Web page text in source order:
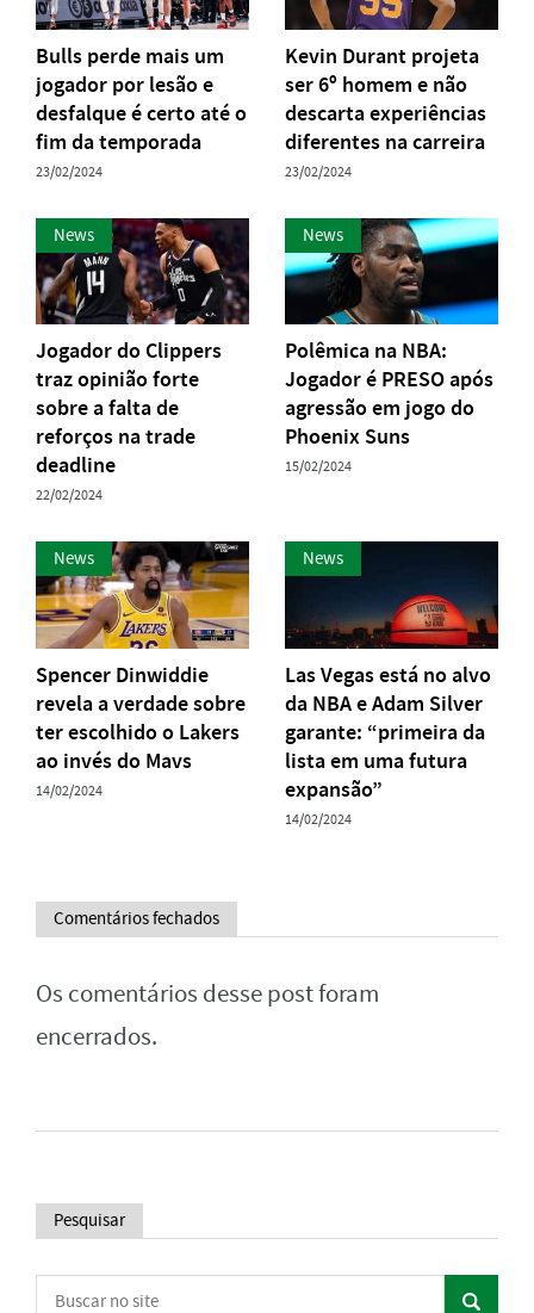
Bulls perde mais um
jogador por lesão e
desfalque é certo até o
fim da temporada
23/02/2024
Kevin Durant projeta
ser 6º homem e não
descarta experiências
diferentes na carreira
23/02/2024
News
Jogador do Clippers
traz opinião forte
sobre a falta de
reforços na trade
deadline
22/02/2024
News
Polêmica na NBA:
Jogador é PRESO após
agressão em jogo do
Phoenix Suns
15/02/2024
News
Spencer Dinwiddie
revela a verdade sobre
ter escolhido o Lakers
ao invés do Mavs
14/02/2024
News
Las Vegas está no alvo
da NBA e Adam Silver
garante: “primeira da
lista em uma futura
expansão”
14/02/2024
Comentários fechados
Os comentários desse post foram
encerrados.
Pesquisar